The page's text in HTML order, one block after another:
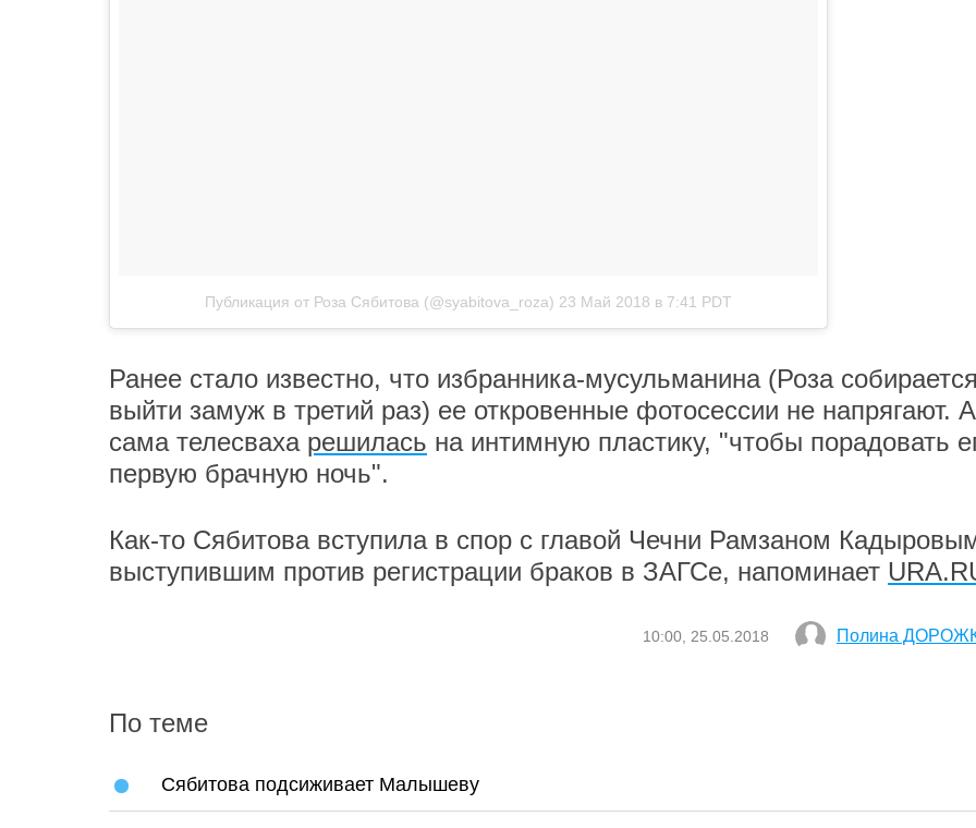
Публикация от Роза Сябитова (@syabitova_roza) 23 Май 2018 в 7:41 PDT
Ранее стало известно, что избранника-мусульманина (Роза
выйти замуж в третий раз) ее откровенные фотосессии не напрягают. А
сама телесваха решилась на интимную пластику, "чтобы порадовать
первую брачную ночь".
Как-то Сябитова вступила в спор с главой Чечни Рамзаном
выступившим против регистрации браков в ЗАГСе, напоминает
10:00, 25.05.2018 Полина
По теме
Сябитова подсиживает Малышеву